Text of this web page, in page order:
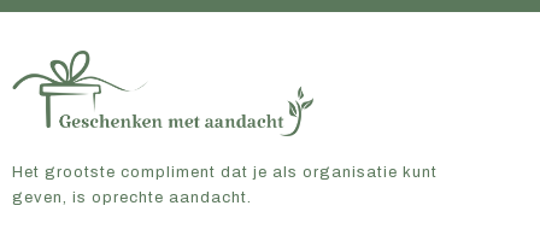
Het grootste compliment dat je als organisatie kunt
geven, is oprechte aandacht.